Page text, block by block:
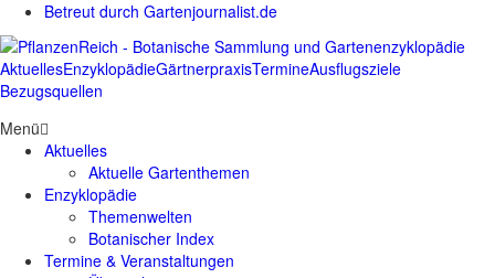
Betreut durch Gartenjournalist.de
AktuellesEnzyklopädieGärtnerpraxisTermineAusflugsziele
Bezugsquellen
Menü
Aktuelles
Aktuelle Gartenthemen
Enzyklopädie
Themenwelten
Botanischer Index
Termine & Veranstaltungen